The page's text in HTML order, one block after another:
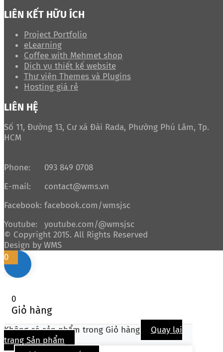
LIÊN KẾT HỮU ÍCH
Project Portfolio
eLearning
Coffee with Mehmet shop
Dịch vụ thiết kế website
Thư viện Themes và Plugins
Hosting giá rẻ
LIÊN HỆ
Số 11, Đường 13, Cư xá Đài Rada, Phường Phú Lâm, Tp.
HCM
Phone:
093 849 0708
E-mail:
contact@wms.vn
Facebook: facebook.com/wmsjsc
Youtube:
youtube.com/@wmsjsc
© Copyright 2015. All Rights Reserved
Design by WMS
0
0
Giỏ hàng
Không có sản phẩm trong Giỏ hàng
Quay lại
trang Sản phẩm